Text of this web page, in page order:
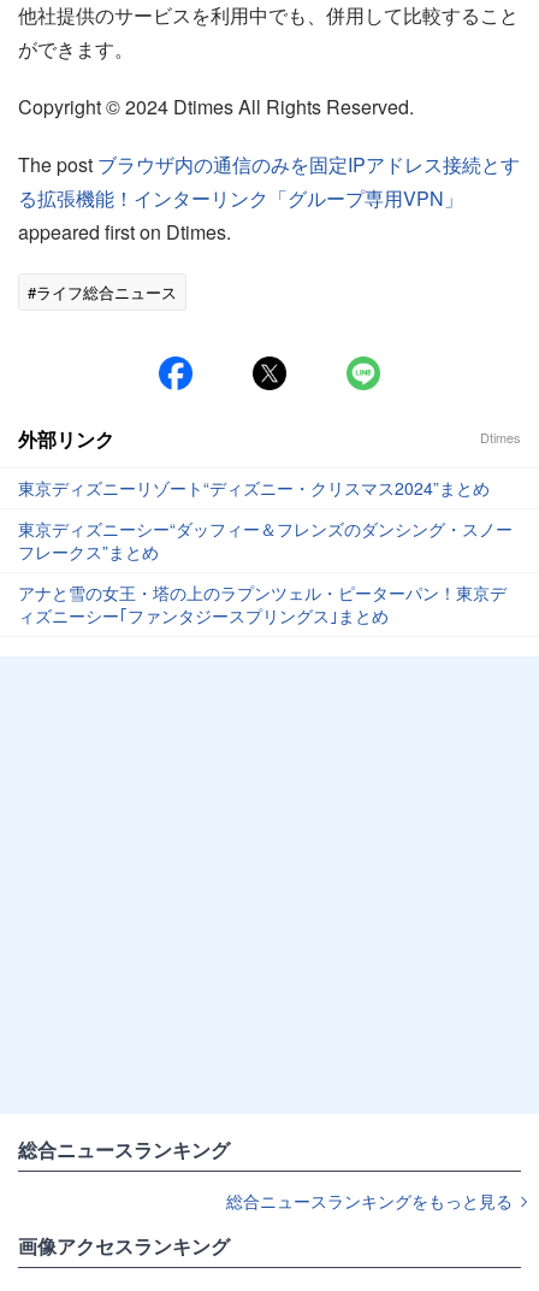
他社提供のサービスを利用中でも、併用して比較すること
ができます。
Copyright © 2024 Dtimes All Rights Reserved.
The post ブラウザ内の通信のみを固定IPアドレス接続とす
る拡張機能！インターリンク「グループ専用VPN」
appeared first on Dtimes.
#ライフ総合ニュース
外部リンク Dtimes
東京ディズニーリゾート“ディズニー・クリスマス2024”まとめ
東京ディズニーシー“ダッフィー＆フレンズのダンシング・スノー
フレークス”まとめ
アナと雪の女王・塔の上のラプンツェル・ピーターパン！東京デ
ィズニーシー｢ファンタジースプリングス｣まとめ
総合ニュースランキング
総合ニュースランキングをもっと見る
画像アクセスランキング